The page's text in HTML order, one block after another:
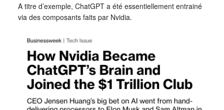
A titre d’exemple, ChatGPT a été essentiellement entrainé
via des composants faits par Nvidia.